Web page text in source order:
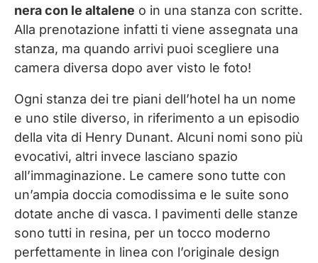
nera con le altalene o in una stanza con scritte.
Alla prenotazione infatti ti viene assegnata una
stanza, ma quando arrivi puoi scegliere una
camera diversa dopo aver visto le foto!
Ogni stanza dei tre piani dell’hotel ha un nome
e uno stile diverso, in riferimento a un episodio
della vita di Henry Dunant. Alcuni nomi sono più
evocativi, altri invece lasciano spazio
all’immaginazione. Le camere sono tutte con
un’ampia doccia comodissima e le suite sono
dotate anche di vasca. I pavimenti delle stanze
sono tutti in resina, per un tocco moderno
perfettamente in linea con l’originale design